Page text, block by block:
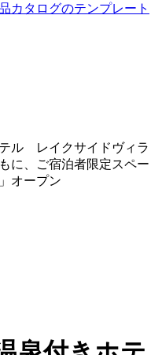
カタログのテンプレート
テル レイクサイドヴィラ
に、ご宿泊者限定スペー
オープン